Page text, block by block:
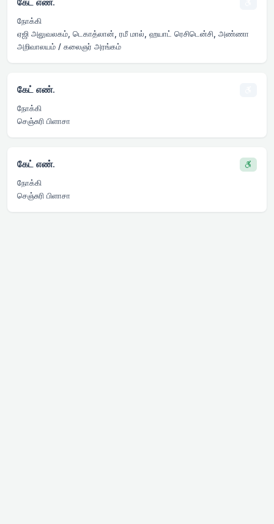
நோக்கி
ஏஜி அலுவலகம், டெகாத்லான், ரமீ மால், ஹயாட் ரெசிடென்சி, அண்ணா
அறிவாலயம் / கலைஞர் அரங்கம்
கேட் எண்.
நோக்கி
செஞ்சுரி பிளாசா
கேட் எண்.
நோக்கி
செஞ்சுரி பிளாசா